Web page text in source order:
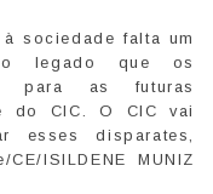
sociedade falta um
legado que os
para as futuras
do CIC. O CIC vai
esses disparates,
ISILDENE MUNIZ